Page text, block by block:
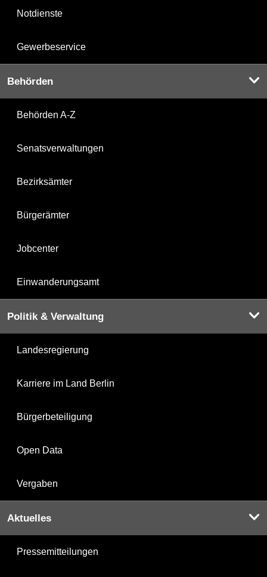
Notdienste
Gewerbeservice
Behörden
Behörden A-Z
Senatsverwaltungen
Bezirksämter
Bürgerämter
Jobcenter
Einwanderungsamt
Politik & Verwaltung
Landesregierung
Karriere im Land Berlin
Bürgerbeteiligung
Open Data
Vergaben
Aktuelles
Pressemitteilungen